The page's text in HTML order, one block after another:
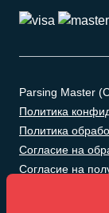
Parsing Master
Политика
Политика
Согласие на
Согласие на